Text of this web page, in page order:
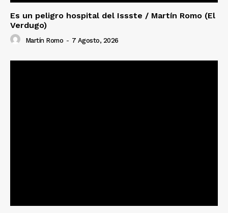
Es un peligro hospital del Issste / Martín Romo (El
Verdugo)
Martín Romo - 7 Agosto, 2026